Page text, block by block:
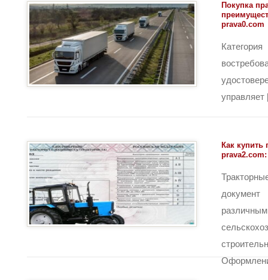
Покупка
prava0.com
управляет
Как купить